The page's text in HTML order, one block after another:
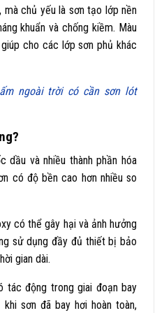
chủ yếu là sơn tạo lớp nền
khuẩn và chống kiềm. Màu
cho các lớp sơn phủ khác
ngoài trời có cần sơn lót
và nhiều thành phần hóa
có độ bền cao hơn nhiều so
có thể gây hại và ảnh hưởng
sử dụng đầy đủ thiết bị bảo
gian dài.
tác động trong giai đoạn bay
sơn đã bay hơi hoàn toàn,